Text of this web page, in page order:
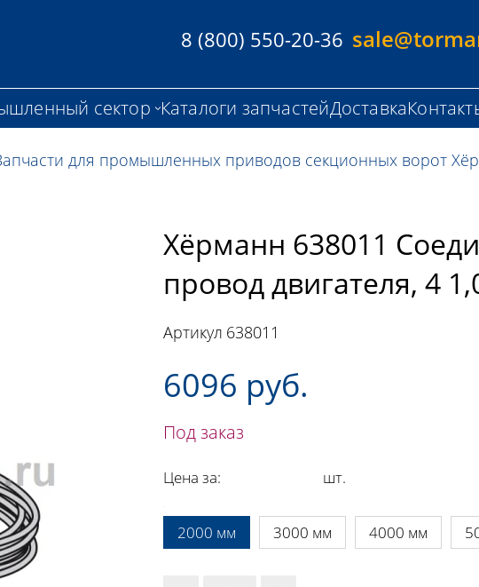
8 (800) 550-20-36
сектор Каталоги запчастейДоставка
для промышленных приводов секционных ворот
Хёрманн 638011
провод двигателя, 4
Артикул 638011
6096 руб.
Под заказ
Цена за: шт.
2000 мм 3000 мм 4000 мм